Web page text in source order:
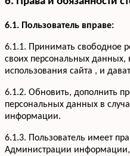
6.1. Пользователь вправе:
6.1.1. Принимать свободное
своих персональных
использования сайта , и
6.1.2. Обновить, дополнить
персональных данных в
информации.
6.1.3. Пользователь имеет
Администрации